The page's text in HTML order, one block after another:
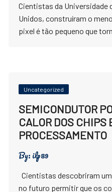
Cientistas da Universidade
Unidos, construíram o
pixel é tão pequeno que
Uncategorized
SEMICONDUTOR
CALOR DOS CHIPS
PROCESSAMENTO
By:ilp89
Cientistas descobriram
no futuro permitir que os